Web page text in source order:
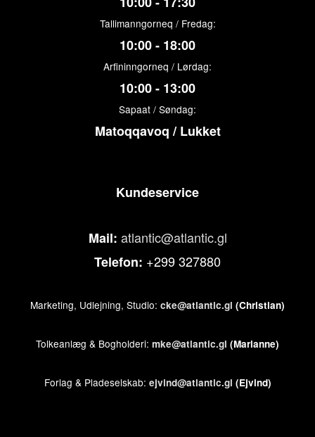
Tallimanngorneq / Fredag:
10:00 - 18:00
Arfininngorneq / Lørdag:
10:00 - 13:00
Sapaat / Søndag:
Matoqqavoq / Lukket
Kundeservice
Mail: atlantic@atlantic.gl
Telefon: +299 327880
Marketing, Udlejning, Studio: cke@atlantic.gl (Christian)
Tolkeanlæg & Bogholderi: mke@atlantic.gl (Marianne)
Forlag & Pladeselskab: ejvind@atlantic.gl (Ejvind)